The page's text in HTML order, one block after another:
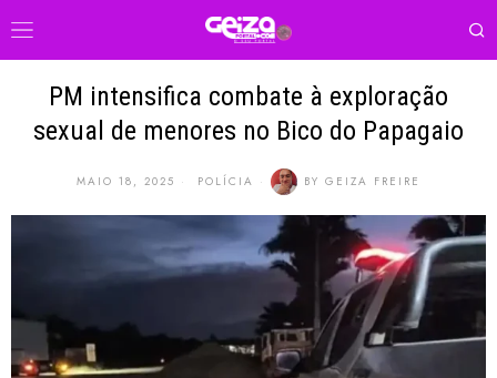
PM intensifica combate à exploração
sexual de menores no Bico do Papagaio
MAIO 18, 2025 POLÍCIA BY GEIZA FREIRE